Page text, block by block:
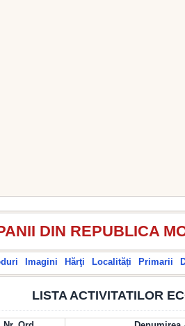
DIN REPUBLICA
Imagini Hărţi Localități Primarii
LISTA ACTIVITATILOR